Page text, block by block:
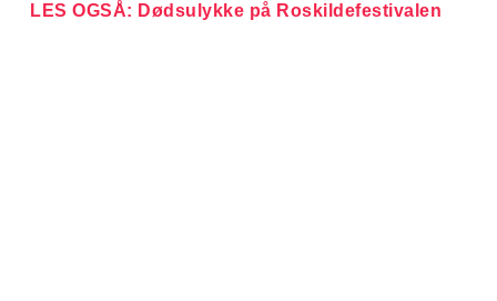
LES OGSÅ: Dødsulykke på Roskildefestivalen